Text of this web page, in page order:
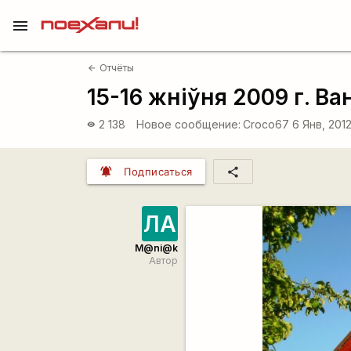
menu
arrow_back Отчёты
15-16 жніўня 2009 г.
visibility 2 138 Новое сообщение: Сroco67 6 Янв,
notifications_active Подписаться share
ЛА
M@ni@k
Автор